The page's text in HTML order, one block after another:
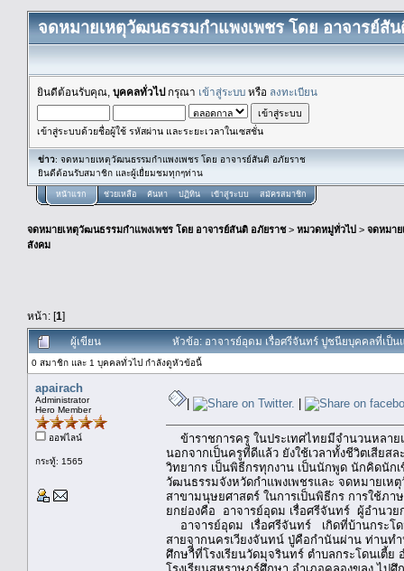
จดหมายเหตุวัฒนธรรมกำแพงเพชร โดย อาจารย์สั
ยินดีต้อนรับคุณ, บุคคลทั่วไปกรุณา เข้าสู่ระบบ หรือ ลงทะเบียน
เข้าสู่ระบบด้วยชื่อผู้ใช้ รหัสผ่าน และระยะเวลาในเซสชั่น
ข่าว: จดหมายเหตุวัฒนธรรมกำแพงเพชร โดย อาจารย์สันติ อภัยราช
ยินดีต้อนรับสมาชิก และผู้เยื่ยมชมทุกๆท่าน
หน้าแรก ช่วยเหลือ ค้นหา ปฏิทิน เข้าสู่ระบบ สมัครสมาชิก
จดหมายเหตุวัฒนธรรมกำแพงเพชร โดย อาจารย์สันติ อภัยราช> หมวดหมู่ทั่วไป > จดหมา
สังคม
หน้า: [1]
ผู้เขียน หัวข้อ: อาจารย์อุดม เรื่อศรีจันทร์ ปูชนียบุคคลที่เป็
0 สมาชิก และ 1 บุคคลทั่วไป กำลังดูหัวข้อนี้
apairach
Administrator
Hero Member
ออฟไลน์
กระทู้: 1565
| |
ข้าราชการครู ในประเทศไทยมีจำนวนหลา
นอกจากเป็นครูที่ดีแล้ว ยังใช้เวลาทั้งชีวิตเสีย
วิทยากร เป็นพิธีกรทุกงาน เป็นนักพูด นักคิดนัก
วัฒนธรรมจังหวัดกำแพงเพชรและ จดหมายเ
สาขามนุษยศาสตร์ ในการเป็นพิธีกร การใช้ภ
ยกย่องคือ อาจารย์อุดม เรื่อศรีจันทร์ ผู้อำนวย
อาจารย์อุดม เรื่อศรีจันทร์ เกิดที่บ้านกระโด
สายจากนครเวียงจันทน์ ปู่คือกำนันผ่าน ท่านท
ศึกษาืี่ที่โรงเรียนวัดมุจรินทร์ ตำบลกระโดนเตี้